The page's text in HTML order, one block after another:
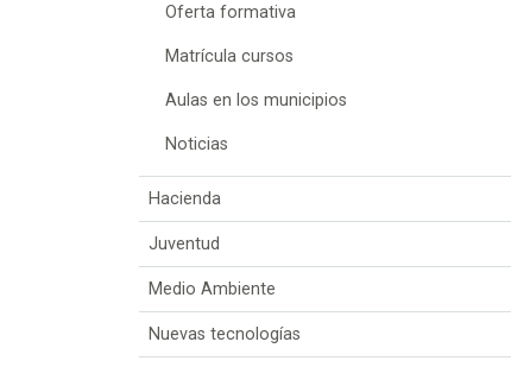
Oferta formativa
Matrícula cursos
Aulas en los municipios
Noticias
Hacienda
Juventud
Medio Ambiente
Nuevas tecnologías